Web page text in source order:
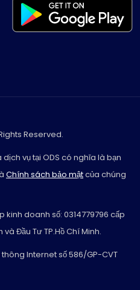
Reserved.
vụ tại ODS có nghĩa là bạn
Chính sách bảo mậtcủa chúng
kinh doanh số: 0314779796 cấp
Đầu Tư TP.Hồ Chí Minh.
Internet số 586/GP-CVT